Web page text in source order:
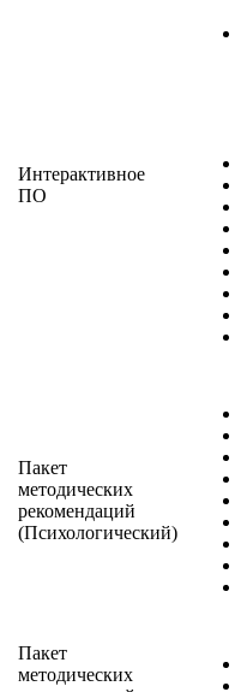
Интерактивное
ПО
Пакет
методических
рекомендаций
(Психологический)
Пакет
методических